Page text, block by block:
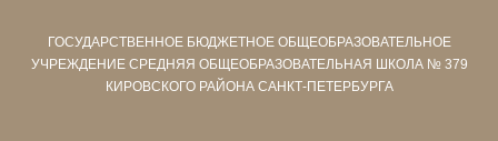
ГОСУДАРСТВЕННОЕ БЮДЖЕТНОЕ ОБЩЕОБРАЗОВАТЕЛЬНОЕ
УЧРЕЖДЕНИЕ СРЕДНЯЯ ОБЩЕОБРАЗОВАТЕЛЬНАЯ ШКОЛА № 379
КИРОВСКОГО РАЙОНА САНКТ-ПЕТЕРБУРГА